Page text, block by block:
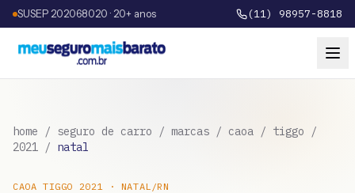
SUSEP 202068020 · 20+ anos (11) 98957-8818
home / seguro de carro / marcas / caoa / tiggo /
2021 / natal
CAOA TIGGO 2021 · NATAL /RN